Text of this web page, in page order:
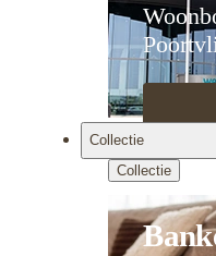
Collectie
Collectie